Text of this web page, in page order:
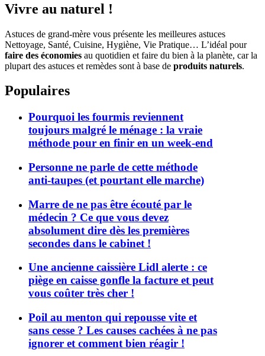
Vivre au naturel !
Astuces de grand-mère vous présente les meilleures astuces
Nettoyage, Santé, Cuisine, Hygiène, Vie Pratique… L’idéal pour
faire des économies au quotidien et faire du bien à la planète, car la
plupart des astuces et remèdes sont à base de produits naturels.
Populaires
Pourquoi les fourmis reviennent
toujours malgré le ménage : la vraie
méthode pour en finir en un week-end
Personne ne parle de cette méthode
anti-taupes (et pourtant elle marche)
Marre de ne pas être écouté par le
médecin ? Ce que vous devez
absolument dire dès les premières
secondes dans le cabinet !
Une ancienne caissière Lidl alerte : ce
piège en caisse gonfle la facture et peut
vous coûter très cher !
Poil au menton qui repousse vite et
sans cesse ? Les causes cachées à ne pas
ignorer et comment bien réagir !